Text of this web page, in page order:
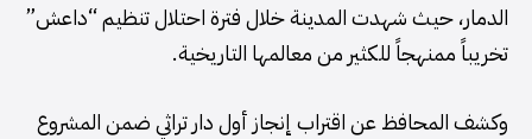
الدمار، حيث شهدت المدينة خلال فترة احتلال تنظيم “داعش”
تخريباً ممنهجاً للكثير من معالمها التاريخية.
وكشف المحافظ عن اقتراب إنجاز أول دار تراثي ضمن المشروع